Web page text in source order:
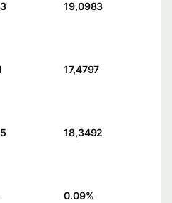
19,0983
17,4797
18,3492
0.09%